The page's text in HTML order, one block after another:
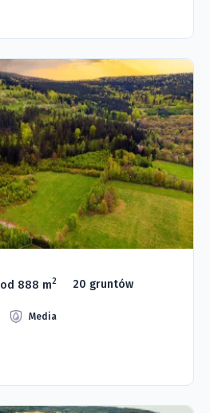
od 888 m2 20 gruntów
Media